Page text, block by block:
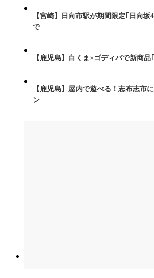
【宮崎】日向市駅が期間限定｢日向坂
で
【鹿児島】白くま×ゴディバで新商
【鹿児島】屋内で遊べる！志布志市
ン